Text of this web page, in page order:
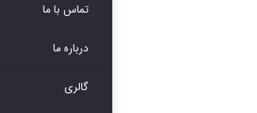
تماس با ما
درباره ما
گالری